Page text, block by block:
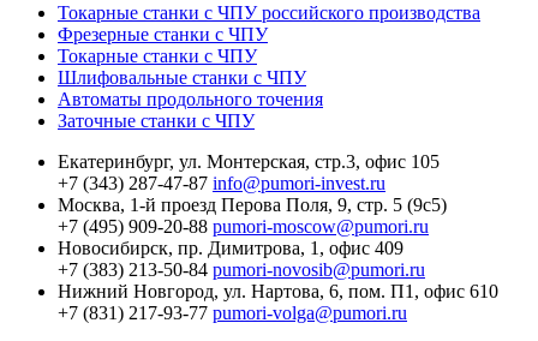
Токарные станки с ЧПУ российского производства
Фрезерные станки с ЧПУ
Токарные станки с ЧПУ
Шлифовальные станки с ЧПУ
Автоматы продольного точения
Заточные станки с ЧПУ
Екатеринбург, ул. Монтерская, стр.3, офис 105
+7 (343) 287-47-87 info@pumori-invest.ru
Москва, 1-й проезд Перова Поля, 9, стр. 5 (9с5)
+7 (495) 909-20-88 pumori-moscow@pumori.ru
Новосибирск, пр. Димитрова, 1, офис 409
+7 (383) 213-50-84 pumori-novosib@pumori.ru
Нижний Новгород, ул. Нартова, 6, пом. П1, офис 610
+7 (831) 217-93-77 pumori-volga@pumori.ru